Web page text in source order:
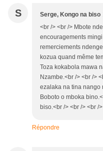
S Serge, Kongo na biso
<br /> <br /> Mbote
encouragements
remerciements
kozua quand même
Toza kokabola mawa
Nzambe.<br /> <br />
ezalaka na tina nango
Boboto o mboka
biso.<br /> <br /> <br /
Répondre